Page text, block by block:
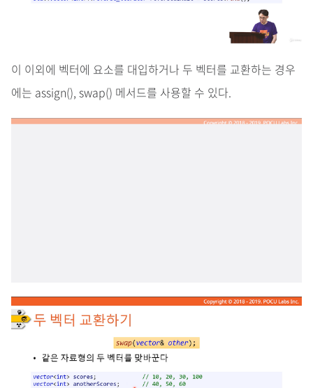
이 이외에 벡터에 요소를 대입하거나 두 벡터를 교환하는 경우
에는 assign(), swap() 메서드를 사용할 수 있다.